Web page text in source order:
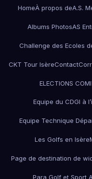
HomeÀ propos deA.S.
Albums PhotosAS
Challenge des Ecoles
CKT Tour IsèreContact
ELECTIONS
Equipe du CDGI à
Equipe Technique
Les Golfs en Isère
Page de destination de
Para Golf et Sport